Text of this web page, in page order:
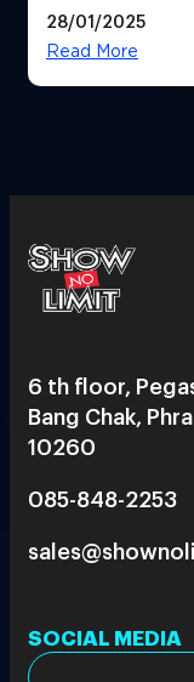
28/01/2025
Read More
6 th floor,
Bang Chak,
10260
085-848-2253
SOCIAL MEDIA